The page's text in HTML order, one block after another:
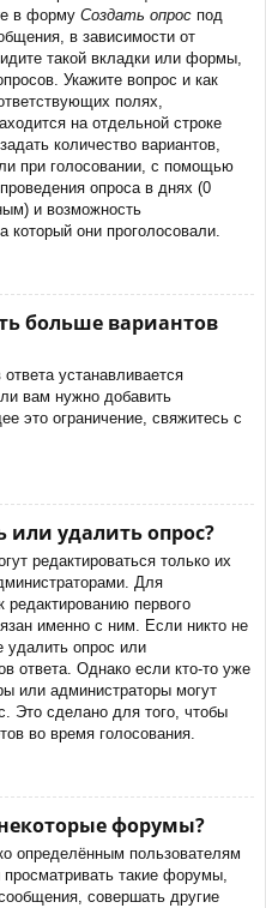
в форму Создать опрос под
в зависимости от
такой вкладки или формы,
Укажите вопрос и как
полях,
на отдельной строке
количество вариантов,
при голосовании, с помощью
опроса в днях (0
и возможность
который они проголосовали.
больше вариантов
устанавливается
вам нужно добавить
это ограничение, свяжитесь с
или удалить опрос?
редактироваться только их
Для
редактированию первого
именно с ним. Если никто не
удалить опрос или
ответа. Однако если кто-то уже
или администраторы могут
Это сделано для того, чтобы
во время голосования.
форумы?
определённым пользователям
такие форумы,
совершать другие